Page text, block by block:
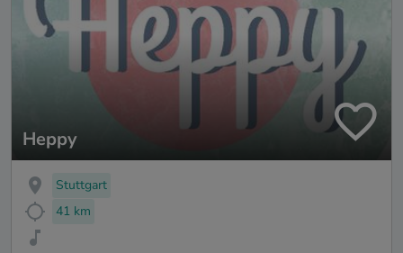
Heppy
Stuttgart
41 km